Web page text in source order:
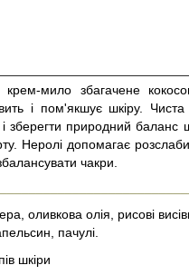
крем-мило збагачене
і пом'якшує шкіру.
зберегти природний баланс
Неролі допомагає
чакри.
оливкова олія, рисові
пачулі.
шкіри